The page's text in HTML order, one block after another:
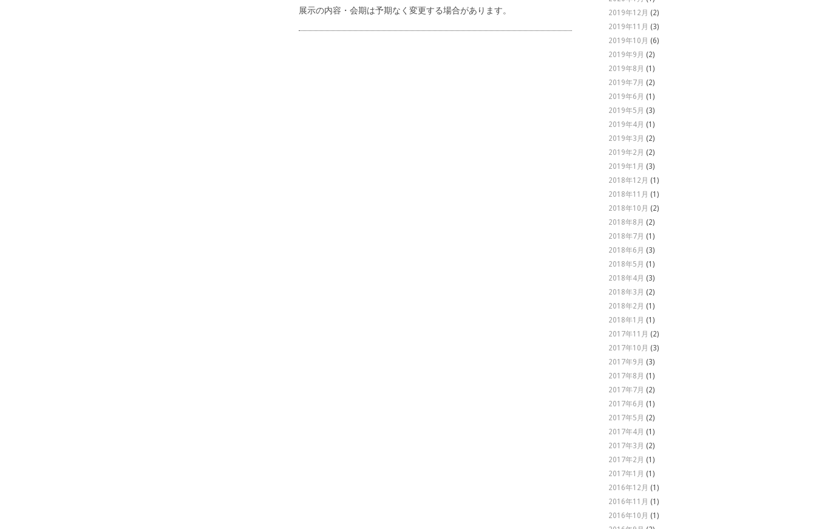
展示の内容・会期は予期なく変更する場合があります。
2019年12月 (2)
2019年11月 (3)
2019年10月 (6)
2019年9月 (2)
2019年8月 (1)
2019年7月 (2)
2019年6月 (1)
2019年5月 (3)
2019年4月 (1)
2019年3月 (2)
2019年2月 (2)
2019年1月 (3)
2018年12月 (1)
2018年11月 (1)
2018年10月 (2)
2018年8月 (2)
2018年7月 (1)
2018年6月 (3)
2018年5月 (1)
2018年4月 (3)
2018年3月 (2)
2018年2月 (1)
2018年1月 (1)
2017年11月 (2)
2017年10月 (3)
2017年9月 (3)
2017年8月 (1)
2017年7月 (2)
2017年6月 (1)
2017年5月 (2)
2017年4月 (1)
2017年3月 (2)
2017年2月 (1)
2017年1月 (1)
2016年12月 (1)
2016年11月 (1)
2016年10月 (1)